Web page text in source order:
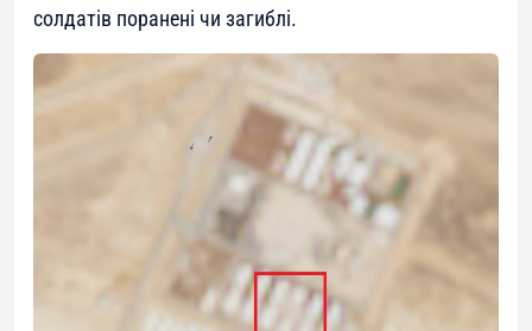
солдатів поранені чи загиблі.